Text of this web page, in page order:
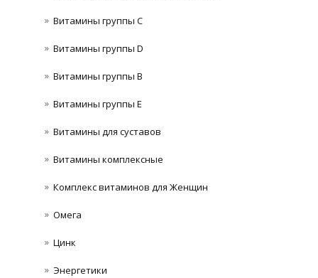
Витамины группы C
Витамины группы D
Витамины группы В
Витамины группы Е
Витамины для суставов
Витамины комплексные
Комплекс витаминов для Женщин
Омега
Цинк
Энергетики